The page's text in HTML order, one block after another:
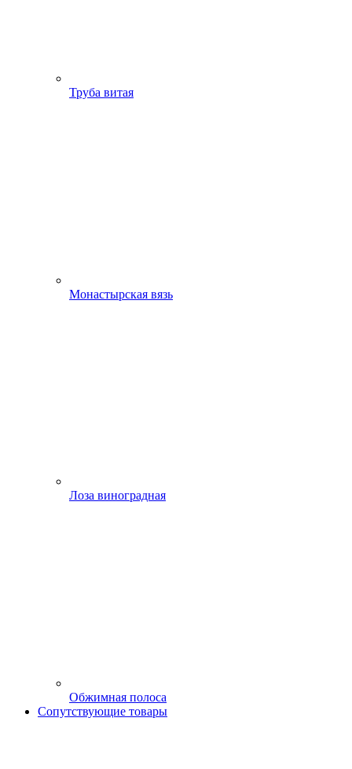
Труба витая
Монастырская вязь
Лоза виноградная
Обжимная полоса
Сопутствующие товары